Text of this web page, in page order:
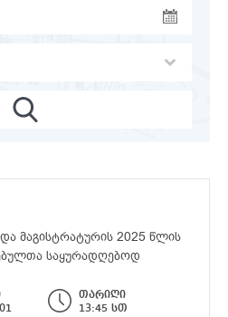
მაგისტრატურის 2025 წლის
საყურადღებოდ
თარიღი
13:45 სთ